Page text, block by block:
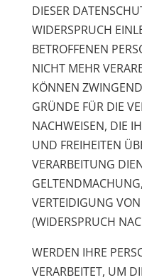
DIESER
WIDERSPRUCH
BETROFFENEN
NICHT MEHR
KÖNNEN
GRÜNDE FÜR DIE
NACHWEISEN, DIE
UND FREIHEITEN
VERARBEITUNG
VERTEIDIGUNG
(WIDERSPRUCH
WERDEN IHRE
VERARBEITET, UM